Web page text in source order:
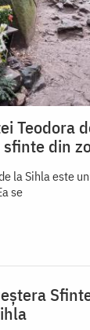
Teodora
din
la Sihla este
se